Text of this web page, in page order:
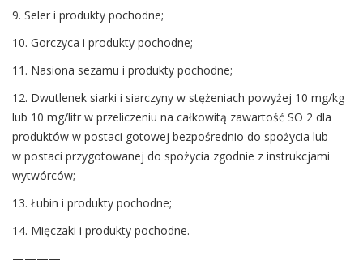
9. Seler i produkty pochodne;
10. Gorczyca i produkty pochodne;
11. Nasiona sezamu i produkty pochodne;
12. Dwutlenek siarki i siarczyny w stężeniach powyżej 10 mg/kg
lub 10 mg/litr w przeliczeniu na całkowitą zawartość SO 2 dla
produktów w postaci gotowej bezpośrednio do spożycia lub
w postaci przygotowanej do spożycia zgodnie z instrukcjami
wytwórców;
13. Łubin i produkty pochodne;
14. Mięczaki i produkty pochodne.
————